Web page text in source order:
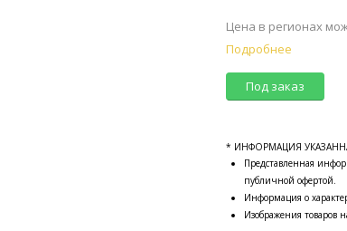
Цена в регионах
Подробнее
Под заказ
* ИНФОРМАЦИЯ
Представленная
публичной офертой.
Информация о
Изображения товаров